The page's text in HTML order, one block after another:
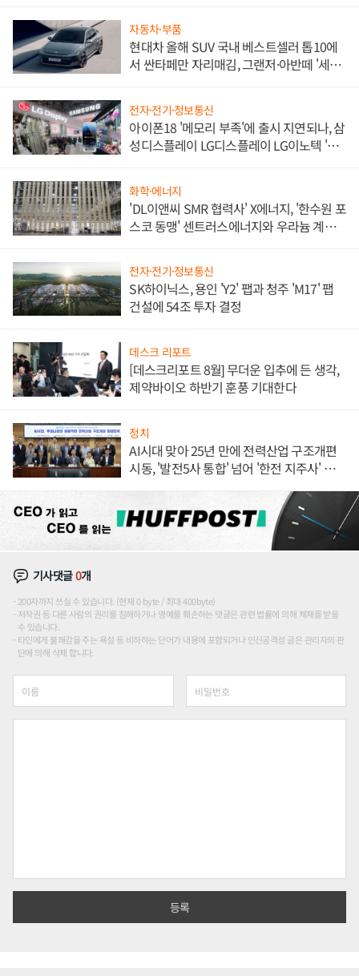
자동차·부품
현대차 올해 SUV 국내 베스트셀러 톱10에
서 싼타페만 자리매김, 그랜저·아반떼 '세단
전자·전기·정보통신
아이폰18 '메모리 부족'에 출시 지연되나, 삼
성디스플레이 LG디스플레이 LG이노텍 '탈
화학·에너지
'DL이앤씨 SMR 협력사' X에너지, '한수원 포
스코 동맹' 센트러스에너지와 우라늄 계약
전자·전기·정보통신
SK하이닉스, 용인 'Y2' 팹과 청주 'M17' 팹
건설에 54조 투자 결정
데스크 리포트
[데스크리포트 8월] 무더운 입추에 든 생각,
제약바이오 하반기 훈풍 기대한다
정치
AI시대 맞아 25년 만에 전력산업 구조개편
시동, '발전5사 통합' 넘어 '한전 지주사' 재편
기사댓글0개
200자까지 쓰실 수 있습니다. (현재 0 byte / 최대 400byte)
저작권 등 다른 사람의 권리를 침해하거나 명예를 훼손하는 댓글은 관련 법률에 의해 제재를 받을
수 있습니다.
타인에게 불쾌감을 주는 욕설 등 비하하는 단어가 내용에 포함되거나 인신공격성 글은 관리자의 판
단에 의해 삭제 합니다.